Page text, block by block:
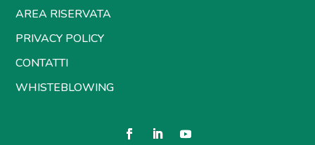
AREA RISERVATA
PRIVACY POLICY
CONTATTI
WHISTEBLOWING